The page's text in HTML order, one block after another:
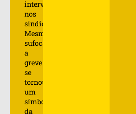
intervenção
nos
sindicatos.
Mesmo
sufocada,
a
greve
se
tornou
um
símbolo
da